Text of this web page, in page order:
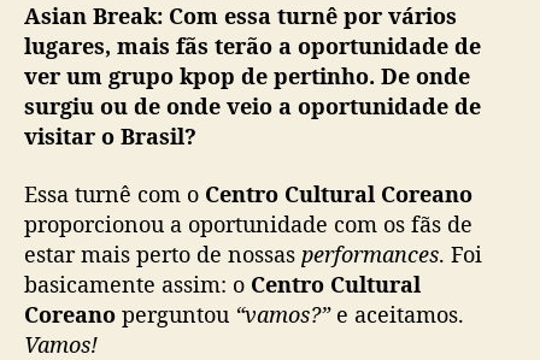
Asian Break: Com essa turnê por vários
lugares, mais fãs terão a oportunidade de
ver um grupo kpop de pertinho. De onde
surgiu ou de onde veio a oportunidade de
visitar o Brasil?
Essa turnê com o Centro Cultural Coreano
proporcionou a oportunidade com os fãs de
estar mais perto de nossas performances. Foi
basicamente assim: o Centro Cultural
Coreano perguntou “vamos?”e aceitamos.
Vamos!